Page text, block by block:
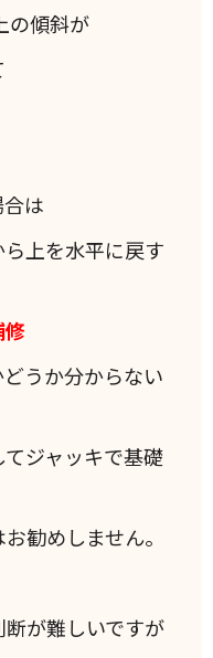
の傾斜が
は
上を水平に戻す
うか分からない
ジャッキで基礎
勧めしません。
が難しいですが